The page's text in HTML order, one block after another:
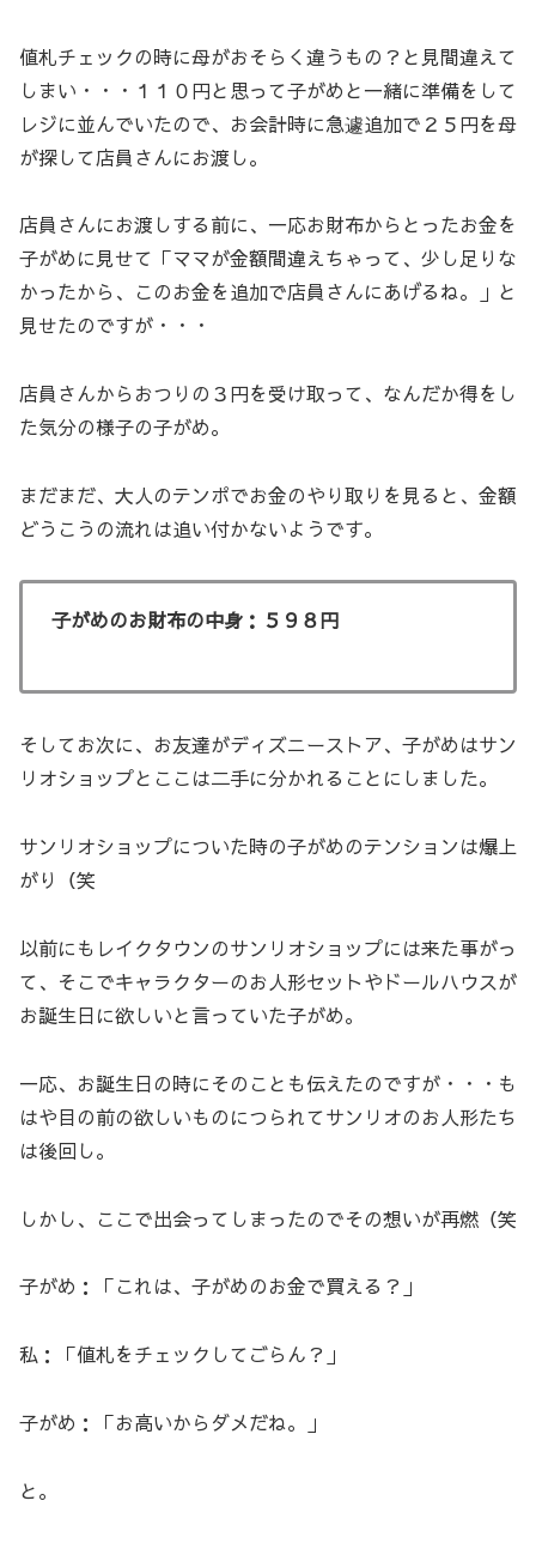
値札チェックの時に母がおそらく違うもの？と見間違えて
しまい・・・１１０円と思って子がめと一緒に準備をして
レジに並んでいたので、お会計時に急遽追加で２５円を母
が探して店員さんにお渡し。
店員さんにお渡しする前に、一応お財布からとったお金を
子がめに見せて「ママが金額間違えちゃって、少し足りな
かったから、このお金を追加で店員さんにあげるね。」と
見せたのですが・・・
店員さんからおつりの３円を受け取って、なんだか得をし
た気分の様子の子がめ。
まだまだ、大人のテンポでお金のやり取りを見ると、金額
どうこうの流れは追い付かないようです。
子がめのお財布の中身：５９８円
そしてお次に、お友達がディズニーストア、子がめはサン
リオショップとここは二手に分かれることにしました。
サンリオショップについた時の子がめのテンションは爆上
がり（笑
以前にもレイクタウンのサンリオショップには来た事がっ
て、そこでキャラクターのお人形セットやドールハウスが
お誕生日に欲しいと言っていた子がめ。
一応、お誕生日の時にそのことも伝えたのですが・・・も
はや目の前の欲しいものにつられてサンリオのお人形たち
は後回し。
しかし、ここで出会ってしまったのでその想いが再燃（笑
子がめ：「これは、子がめのお金で買える？」
私：「値札をチェックしてごらん？」
子がめ：「お高いからダメだね。」
と。